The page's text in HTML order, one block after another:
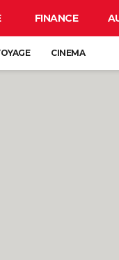
FINANCE
CINEMA